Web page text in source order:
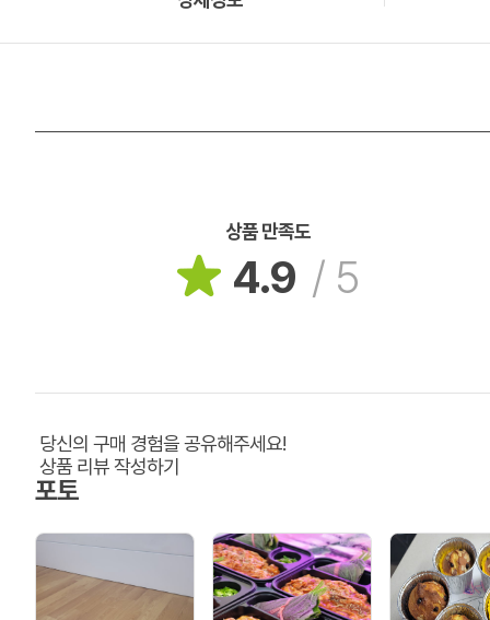
상품 만족도
4.9 / 5
당신의 구매 경험을 공유해주세요!
상품 리뷰 작성하기
포토